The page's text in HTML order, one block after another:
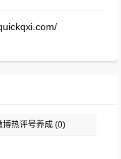
博热评号养成(0)